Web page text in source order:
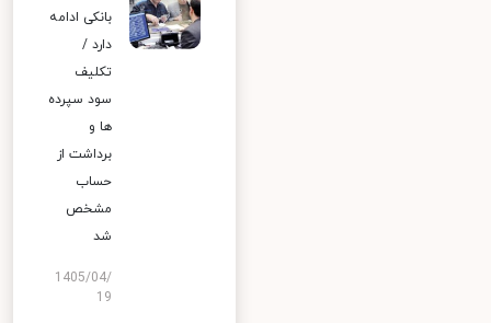
بانکی ادامه
دارد /
تکلیف
سود سپرده
ها و
برداشت از
حساب
مشخص
شد
1405/04/
19